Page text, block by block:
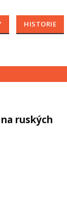
HISTORIE
ruských